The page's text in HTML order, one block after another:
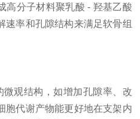
高分子材料聚乳酸 - 羟基乙酸
速率和孔隙结构来满足软骨组
微观结构，如增加孔隙率、改
胞代谢产物能更好地在支架内